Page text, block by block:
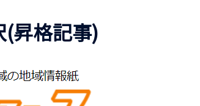
(昇格記事)